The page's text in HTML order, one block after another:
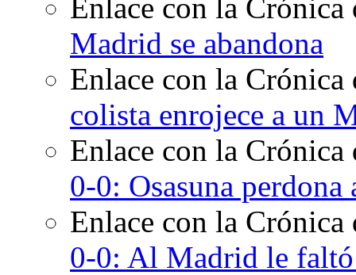
Enlace con la
Madrid se abandona
Enlace con la
colista enrojece a un
Enlace con la
0-0: Osasuna
Enlace con la
0-0: Al Madrid le